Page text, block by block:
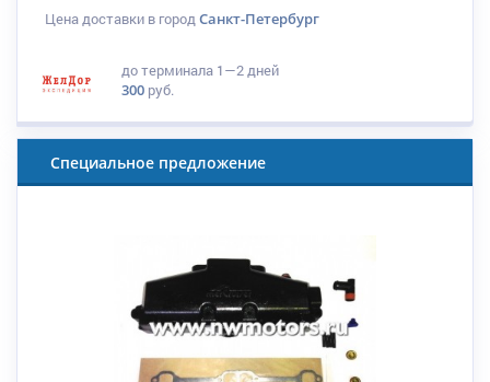
Цена доставки в городСанкт-Петербург
до терминала 1—2 дней
300 руб.
Специальное предложение